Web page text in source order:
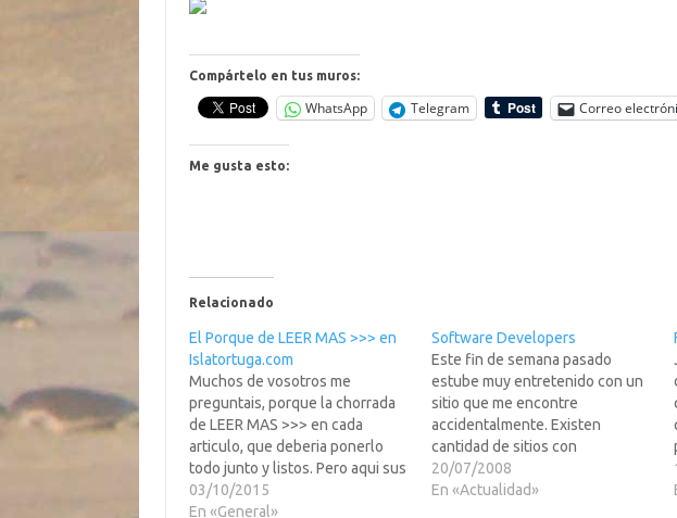
Compártelo en tus muros:
WhatsApp Telegram Correo
Me gusta esto:
Relacionado
El Porque de LEER MAS >>> en
Islatortuga.com
Muchos de vosotros me
preguntais, porque la chorrada
de LEER MAS >>> en cada
articulo, que deberia ponerlo
todo junto y listos. Pero aqui sus
voy a poner los motivos... Para
que la pagina de portada cargue
03/10/2015
En «General»
Software Developers
Este fin de semana pasado
estube muy entretenido con un
sitio que me encontre
accidentalmente. Existen
cantidad de sitios con
descargas, lo malo es que ponen
lo que pasa por sus manos. En
20/07/2008
En «Actualidad»